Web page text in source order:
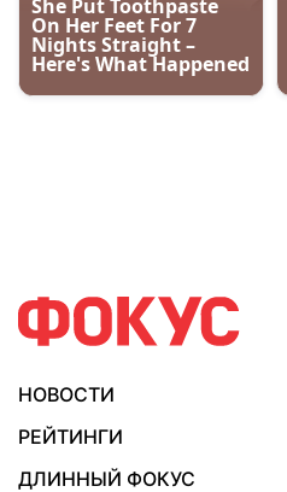
НОВОСТИ
РЕЙТИНГИ
ДЛИННЫЙ ФОКУС